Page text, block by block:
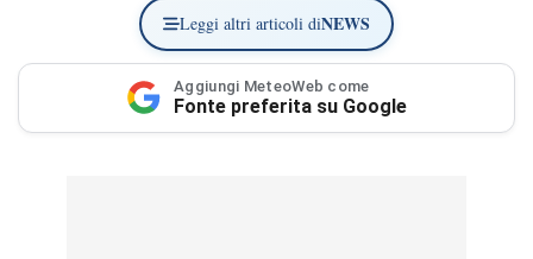
Leggi altri articoli diNEWS
Aggiungi MeteoWeb come
Fonte preferita su Google